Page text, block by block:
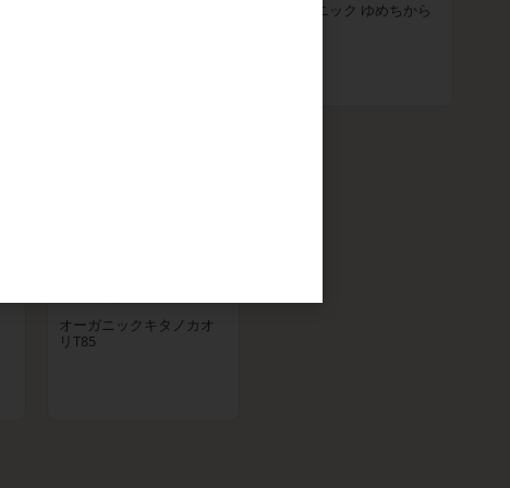
オーガニック ゆめちから
オーガニックキタノカオ
リT85